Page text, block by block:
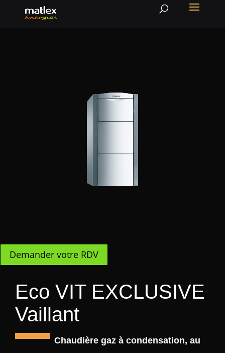
Eco VIT EXCLUSIVE
Vaillant
Chaudière gaz à condensation, au
Demander votre RDV